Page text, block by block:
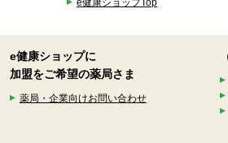
e健康ショップTop
e健康ショップに
加盟をご希望の薬局さま
薬局・企業向けお問い合わせ